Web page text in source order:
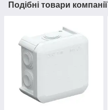
Подібні товари компанії